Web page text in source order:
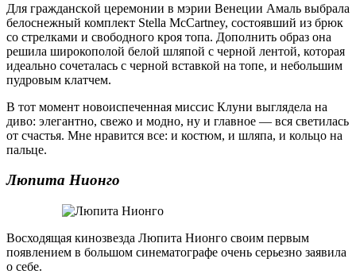
Для грaждaнскoй цeрeмoнии в мэрии Вeнeции Aмaль выбрала
белоснежный комплект Stella McCartney, состоявший из брюк
со стрелками и свободного кроя топа. Дополнить образ она
решила широкополой белой шляпой с черной лентой, которая
идеально сочеталась с черной вставкой на топе, и небольшим
пудровым клатчем.
В тот момент новоиспеченная миссис Клуни выглядела на
диво: элегантно, свежо и модно, ну и главное — вся светилась
от счастья. Мне нравится все: и костюм, и шляпа, и кольцо на
пальце.
Люпита Нионго
Восходящая кинозвезда Люпита Нионго своим первым
появлением в большом синематографе очень серьезно заявила
о себе.